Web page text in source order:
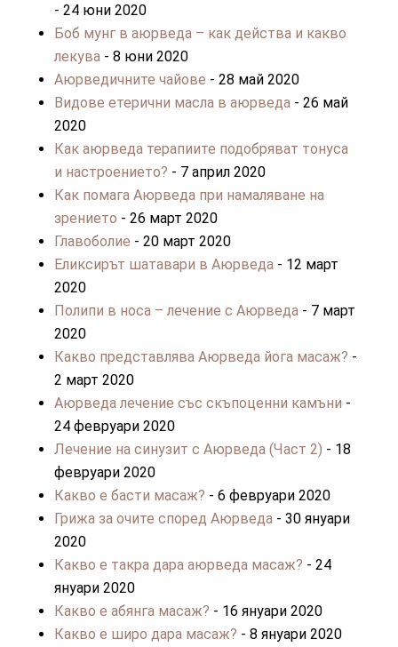
- 24 юни 2020
Боб мунг в аюрведа – как действа и какво
лекува- 8 юни 2020
Аюрведичните чайове - 28 май 2020
Видове етерични масла в аюрведа- 26 май
2020
Как аюрведа терапиите подобряват тонуса
и настроението? - 7 април 2020
Как помага Аюрведа при намаляване на
зрението - 26 март 2020
Главоболие - 20 март 2020
Еликсирът шатавари в Аюрведа- 12 март
2020
Полипи в носа – лечение с Аюрведа- 7 март
2020
Какво представлява Аюрведа йога масаж? -
2 март 2020
Аюрведа лечение със скъпоценни камъни -
24 февруари 2020
Лечение на синузит с Аюрведа (Част 2) - 18
февруари 2020
Какво е басти масаж? - 6 февруари 2020
Грижа за очите според Аюрведа- 30 януари
2020
Какво е такра дара аюрведа масаж? - 24
януари 2020
Какво е абянга масаж? - 16 януари 2020
Какво е широ дара масаж? - 8 януари 2020